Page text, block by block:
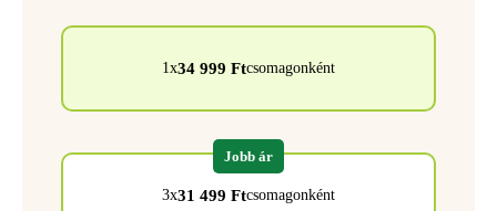
1x34 999 Ftcsomagonként
3x31 499 Ftcsomagonként
Jobb ár